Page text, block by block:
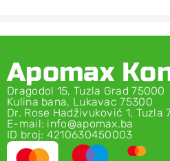
Apomax
Dragodol 15, Tuzla Grad 75000
Kulina bana, Lukavac 75300
Dr. Rose Hadživuković 1, Tuzla
E-mail: info@apomax.ba
ID broj: 4210630450003